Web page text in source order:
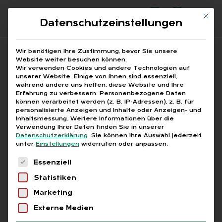
Suchfeld
Suchen
Breadcrumb-Navigation
STARTSEITE
ARTIKEL
GRUPPENUNFALLVERSICHERUNG – PAUSCHALE …
Free
Grup­pen­un­fall­ver­si­che­
rung – pau­scha­le Lohn­
steu­er
Mit
Datenschutzeinstellungen
Wir benötigen Ihre Zustimmung, bevor Sie unsere
Website weiter besuchen können.
Wir verwenden Cookies und andere Technologien auf
unserer Website. Einige von ihnen sind essenziell,
während andere uns helfen, diese Website und Ihre
Erfahrung zu verbessern. Personenbezogene Daten
können verarbeitet werden (z. B. IP-Adressen), z. B. für
personalisierte Anzeigen und Inhalte oder Anzeigen- und
Inhaltsmessung. Weitere Informationen über die
Verwendung Ihrer Daten finden Sie in unserer
Datenschutzerklärung. Sie können Ihre Auswahl jederzeit
unter Einstellungen widerrufen oder anpassen.
Es folgt eine Liste der Service-Gruppen, für
Essenziell
Statistiken
Marketing
Externe Medien